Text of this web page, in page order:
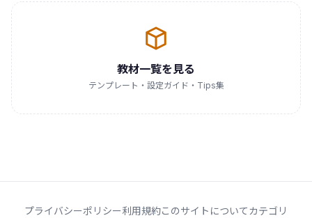
教材一覧を見る
テンプレート・設定ガイド・Tips集
プライバシーポリシー利用規約このサイトについてカテゴリ